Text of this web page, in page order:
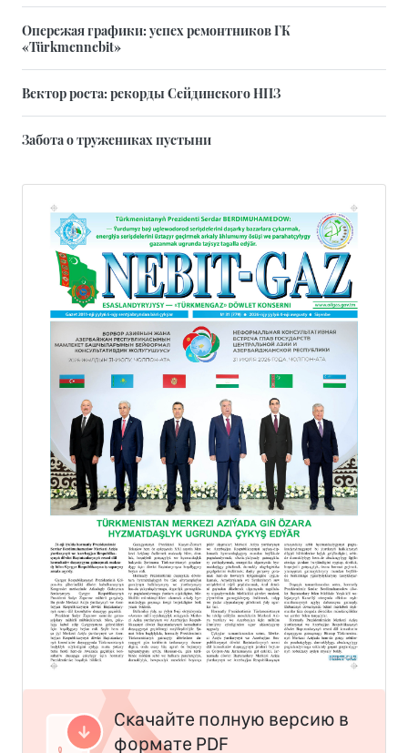
Опережая графики: успех ремонтников ГК
«Türkmennebit»
Вектор роста: рекорды Сейдинского НПЗ
Забота о тружениках пустыни
Скачайте полную версию в
формате PDF